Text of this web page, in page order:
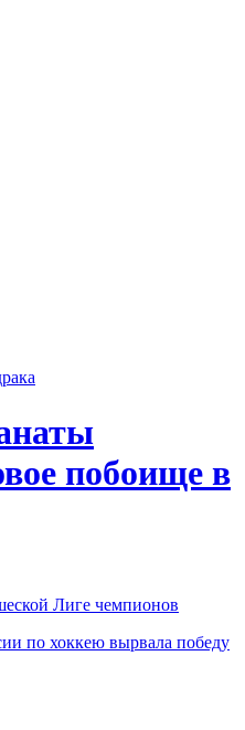
побоище в
Лиге чемпионов
по хоккею вырвала победу